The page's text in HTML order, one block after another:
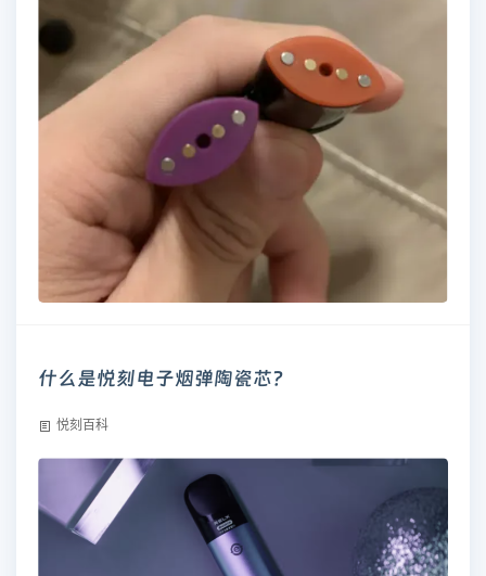
什么是悦刻电子烟弹陶瓷芯？
悦刻百科